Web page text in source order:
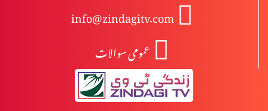
انبیا ءو بزرگ – یرمیاہ (حصہ 2)
info@zindagitv.com
عمومی سوالات